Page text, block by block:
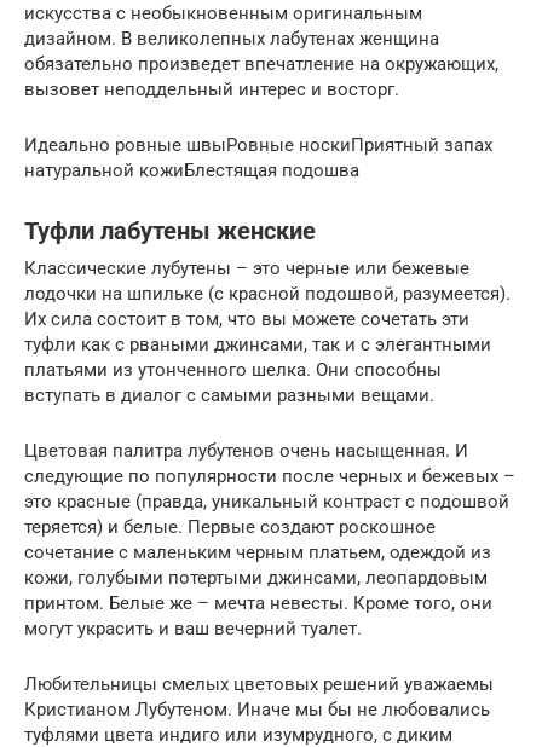
искусства с необыкновенным оригинальным
дизайном. В великолепных лабутенах женщина
обязательно произведет впечатление на окружающих,
вызовет неподдельный интерес и восторг.
Идеально ровные швыРовные носкиПриятный запах
натуральной кожиБлестящая подошва
Туфли лабутены женские
Классические лубутены – это черные или бежевые
лодочки на шпильке (с красной подошвой, разумеется).
Их сила состоит в том, что вы можете сочетать эти
туфли как с рваными джинсами, так и с элегантными
платьями из утонченного шелка. Они способны
вступать в диалог с самыми разными вещами.
Цветовая палитра лубутенов очень насыщенная. И
следующие по популярности после черных и бежевых –
это красные (правда, уникальный контраст с подошвой
теряется) и белые. Первые создают роскошное
сочетание с маленьким черным платьем, одеждой из
кожи, голубыми потертыми джинсами, леопардовым
принтом. Белые же – мечта невесты. Кроме того, они
могут украсить и ваш вечерний туалет.
Любительницы смелых цветовых решений уважаемы
Кристианом Лубутеном. Иначе мы бы не любовались
туфлями цвета индиго или изумрудного, с диким